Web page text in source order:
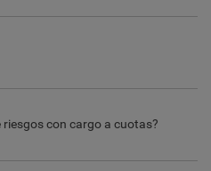
riesgos con cargo a cuotas?